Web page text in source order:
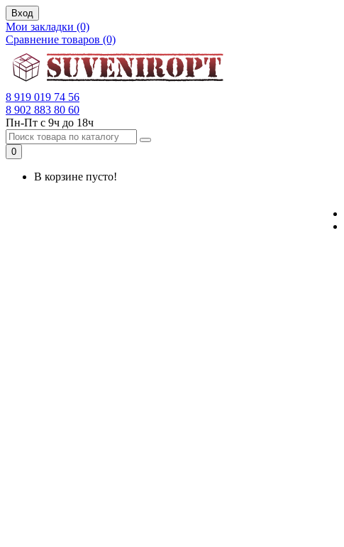
Вход
Мои закладки (0)
Сравнение товаров (0)
8 919 019 74 56
8 902 883 80 60
Пн-Пт с 9ч до 18ч
0
В корзине пусто!